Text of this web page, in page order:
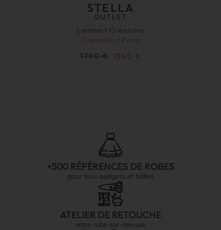
STELLA
OUTLET
Lambert Créations
Disponible à Paris
1790€ 1340 €
+500 RÉFÉRENCES DE ROBES
pour tous budgets et tailles
ATELIER DE RETOUCHE
votre robe sur-mesure